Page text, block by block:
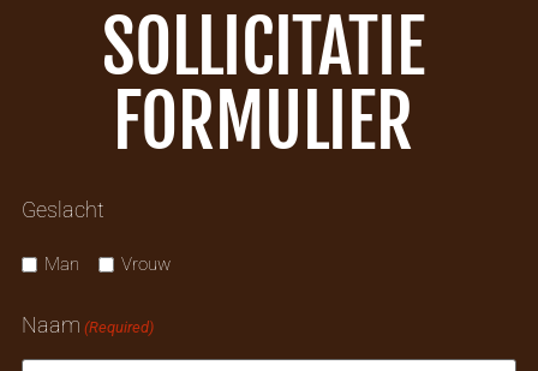
SOLLICITATIE
FORMULIER
Geslacht
Man Vrouw
Naam (Required)